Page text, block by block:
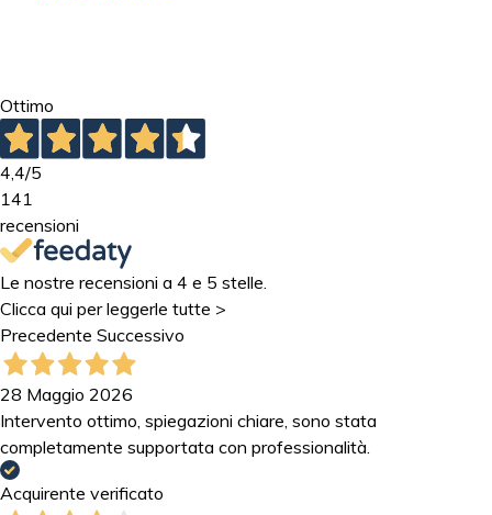
Ottimo
4,4/5
141
recensioni
Le nostre recensioni a 4 e 5 stelle.
Clicca qui per leggerle tutte >
Precedente Successivo
28 Maggio 2026
Intervento ottimo, spiegazioni chiare, sono stata
completamente supportata con professionalità.
Acquirente verificato